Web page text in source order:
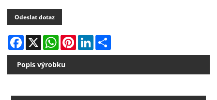
Odeslat dotaz
Facebook
X WhatsAppPinterestLinkedIn
Popis výrobku